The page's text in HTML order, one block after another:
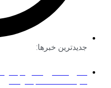
جدیدترین خبرها: